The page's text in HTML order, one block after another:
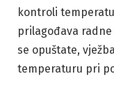
kontroli
prilagođava
se opuštate,
temperaturu pri